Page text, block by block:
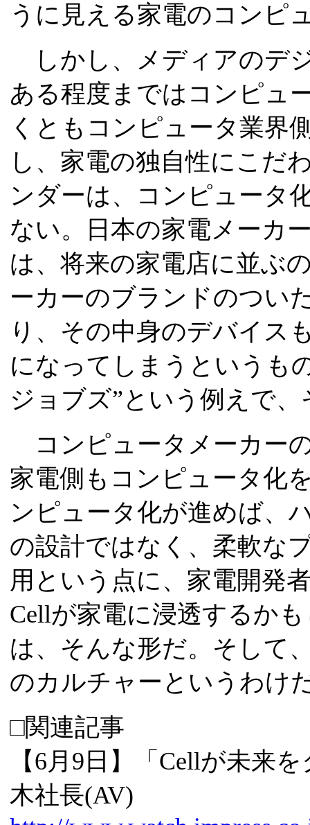
うに見える家電のコンピ
しかし、メディアのデ
ある程度まではコンピュ
くともコンピュータ業界
し、家電の独自性にこだ
ンダーは、コンピュータ
ない。日本の家電メーカ
は、将来の家電店に並ぶ
ーカーのブランドのつい
り、その中身のデバイス
になってしまうというも
ジョブズ”という例えで
コンピュータメーカー
家電側もコンピュータ化
ンピュータ化が進めば、
の設計ではなく、柔軟な
用という点に、家電開発
Cellが家電に浸透するか
は、そんな形だ。そして
のカルチャーというわけ
□関連記事
【6月9日】「Cellが未来
木社長(AV)